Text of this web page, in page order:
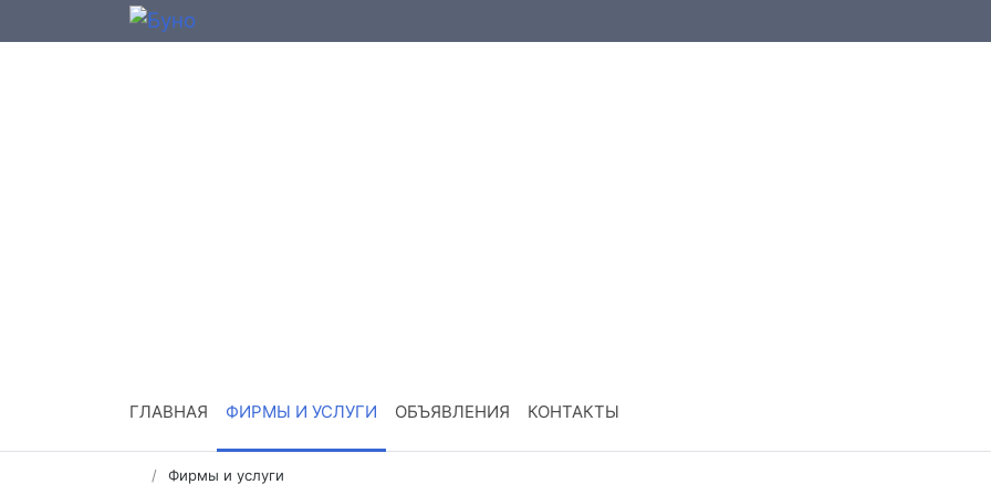
ГЛАВНАЯ ФИРМЫ И УСЛУГИ ОБЪЯВЛЕНИЯ КОНТАКТЫ
Фирмы и услуги